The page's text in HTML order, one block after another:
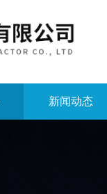
新闻动态